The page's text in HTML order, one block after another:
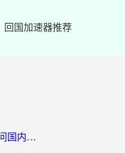
回国加速器推荐
从比利时用什么VPN访问国内？3年海外党亲测有效的无缝回国上网指南